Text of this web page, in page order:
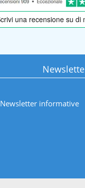
Newsletter informative